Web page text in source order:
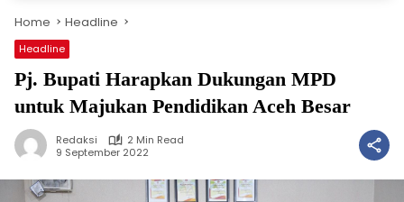
Home Headline
Headline
Pj. Bupati Harapkan Dukungan MPD
untuk Majukan Pendidikan Aceh Besar
Redaksi
2 Min Read
9 September 2022